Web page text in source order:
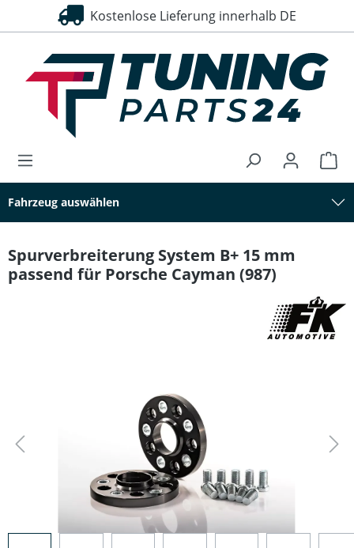
springen Kostenlose Lieferung innerhalb DE
Fahrzeug auswählen
Spurverbreiterung System B+ 15 mm
passend für Porsche Cayman (987)